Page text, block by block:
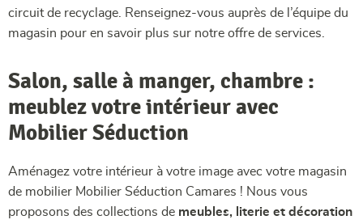
circuit de recyclage. Renseignez-vous auprès de l’équipe du
magasin pour en savoir plus sur notre offre de services.
Salon, salle à manger, chambre :
meublez votre intérieur avec
Mobilier Séduction
Aménagez votre intérieur à votre image avec votre magasin
de mobilier Mobilier Séduction Camares ! Nous vous
proposons des collections de meubles, literie et décoration